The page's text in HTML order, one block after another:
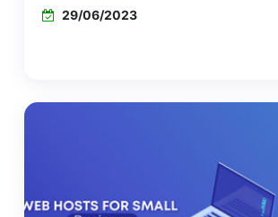
29/06/2023